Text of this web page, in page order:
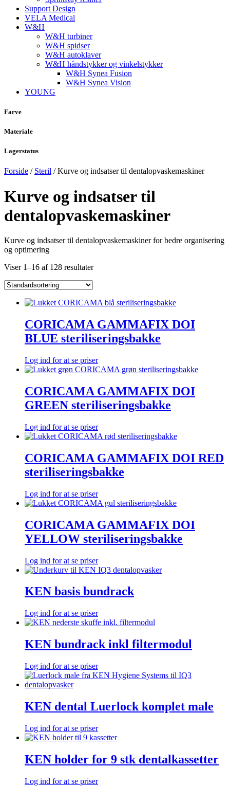
Support Design
VELA Medical
W&H
W&H turbiner
W&H spidser
W&H autoklaver
W&H håndstykker og vinkelstykker
W&H Synea Fusion
W&H Synea Vision
YOUNG
Farve
Materiale
Lagerstatus
Forside / Steril / Kurve og indsatser til dentalopvaskemaskiner
Kurve og indsatser til
dentalopvaskemaskiner
Kurve og indsatser til dentalopvaskemaskiner for bedre organisering
og optimering
Viser 1–16 af 128 resultater
CORICAMA GAMMAFIX DOI
BLUE steriliseringsbakke
Log ind for at se priser
CORICAMA GAMMAFIX DOI
GREEN steriliseringsbakke
Log ind for at se priser
CORICAMA GAMMAFIX DOI RED
steriliseringsbakke
Log ind for at se priser
CORICAMA GAMMAFIX DOI
YELLOW steriliseringsbakke
Log ind for at se priser
KEN basis bundrack
Log ind for at se priser
KEN bundrack inkl filtermodul
Log ind for at se priser
KEN dental Luerlock komplet male
Log ind for at se priser
KEN holder for 9 stk dentalkassetter
Log ind for at se priser